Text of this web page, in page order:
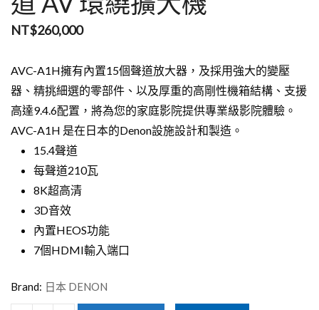
NT$260,000
AVC-A1H擁有內置15個聲道放大器，及採用強大的變壓
器、精挑細選的零部件、以及厚重的高剛性機箱結構、支援
高達9.4.6配置，將為您的家庭影院提供專業級影院體驗。
AVC-A1H 是在日本的Denon設施設計和製造。
15.4聲道
每聲道210瓦
8K超高清
3D音效
內置HEOS功能
7個HDMI輸入端口
Brand: 日本 DENON